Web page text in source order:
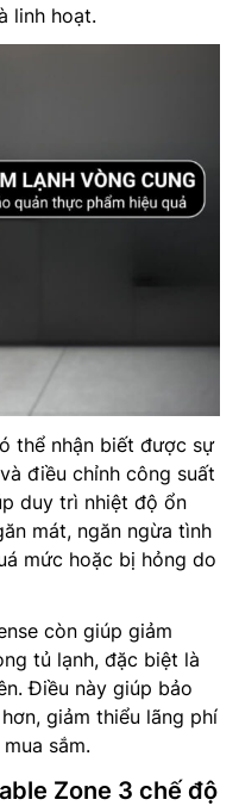
linh hoạt.
thể nhận biết được sự
điều chỉnh công suất
duy trì nhiệt độ ổn
mát, ngăn ngừa tình
mức hoặc bị hỏng do
còn giúp giảm
tủ lạnh, đặc biệt là
Điều này giúp bảo
giảm thiểu lãng phí
sắm.
Zone 3 chế độ